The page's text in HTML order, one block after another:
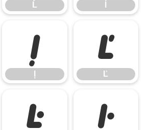
Ĺ
ļ Ľ
Ľ
Ŀ ŀ